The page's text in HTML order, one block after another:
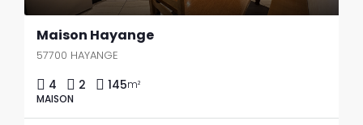
Maison Hayange
57700 HAYANGE
4 2 145m²
MAISON